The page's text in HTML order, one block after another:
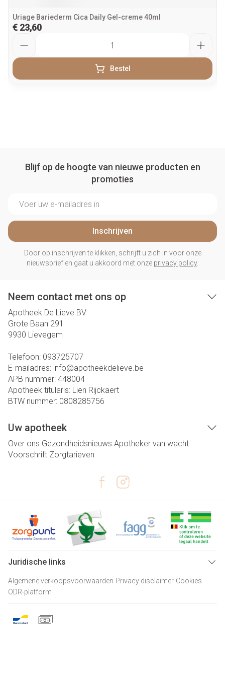
Uriage Bariederm Cica Daily Gel-creme 40ml
€ 23,60
Bestel
Blijf op de hoogte van nieuwe producten en
promoties
Inschrijven
Door op inschrijven te klikken, schrijft u zich in voor onze
nieuwsbrief en gaat u akkoord met onze privacy policy.
Neem contact met ons op
Apotheek De Lieve BV
Grote Baan 291
9930 Lievegem
Telefoon: 093725707
E-mailadres: info@apotheekdelieve.be
APB nummer: 448004
Apotheek titularis: Lien Rijckaert
BTW nummer: 0808285756
Uw apotheek
Over ons Gezondheidsnieuws Apotheker van wacht
Voorschrift Zorgtarieven
Juridische links
Algemene verkoopsvoorwaarden Privacy disclaimer Cookies
ODR-platform